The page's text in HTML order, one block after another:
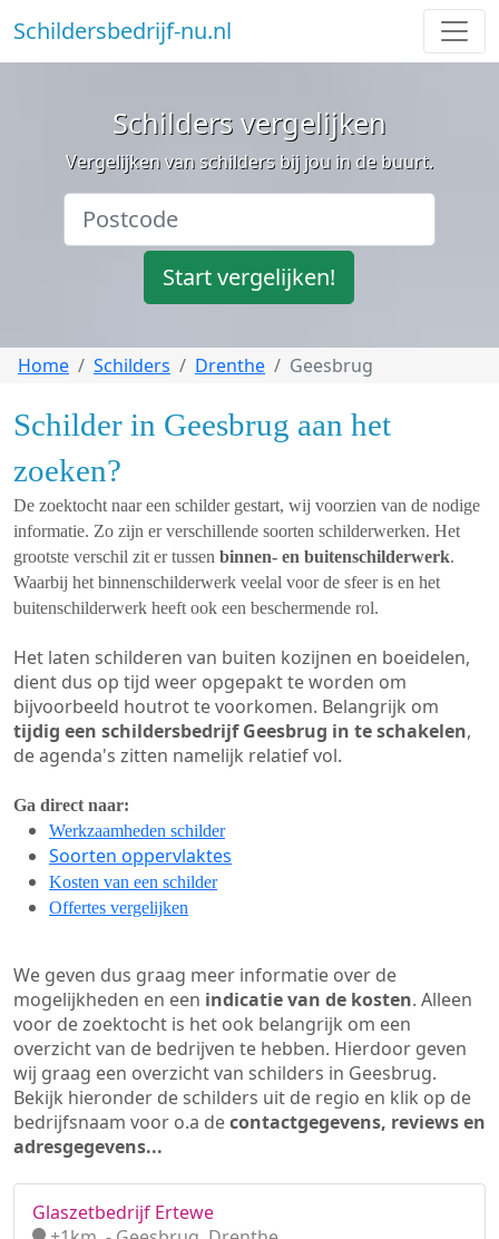
Schildersbedrijf-nu.nl
Schilders vergelijken
Vergelijken van schilders bij jou in de buurt.
Start vergelijken!
Home Schilders Drenthe Geesbrug
Schilder in Geesbrug aan het
zoeken?
De zoektocht naar een schilder gestart, wij voorzien van de nodige
informatie. Zo zijn er verschillende soorten schilderwerken. Het
grootste verschil zit er tussen binnen- en buitenschilderwerk.
Waarbij het binnenschilderwerk veelal voor de sfeer is en het
buitenschilderwerk heeft ook een beschermende rol.
Het laten schilderen van buiten kozijnen en boeidelen,
dient dus op tijd weer opgepakt te worden om
bijvoorbeeld houtrot te voorkomen. Belangrijk om
tijdig een schildersbedrijf Geesbrug in te schakelen,
de agenda's zitten namelijk relatief vol.
Ga direct naar:
Werkzaamheden schilder
Soorten oppervlaktes
Kosten van een schilder
Offertes vergelijken
We geven dus graag meer informatie over de
mogelijkheden en een indicatie van de kosten. Alleen
voor de zoektocht is het ook belangrijk om een
overzicht van de bedrijven te hebben. Hierdoor geven
wij graag een overzicht van schilders in Geesbrug.
Bekijk hieronder de schilders uit de regio en klik op de
bedrijfsnaam voor o.a decontactgegevens, reviews en
adresgegevens...
Glaszetbedrijf Ertewe